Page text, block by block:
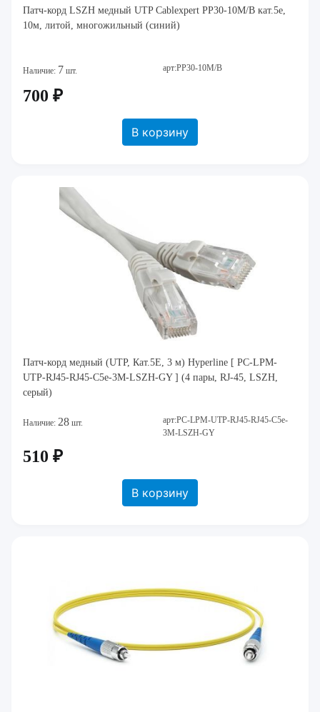
Патч-корд LSZH медный UTP Cablexpert PP30-10M/B кат.5e,
10м, литой, многожильный (синий)
Наличие: 7 шт. арт:PP30-10M/B
700 ₽
В корзину
Патч-корд медный (UTP, Кат.5E, 3 м) Hyperline [ PC-LPM-
UTP-RJ45-RJ45-C5e-3M-LSZH-GY ] (4 пары, RJ-45, LSZH,
серый)
Наличие: 28 шт.
арт:PC-LPM-UTP-RJ45-RJ45-C5e-
3M-LSZH-GY
510 ₽
В корзину